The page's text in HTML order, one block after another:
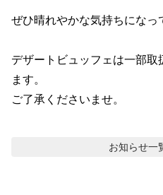
ぜひ晴れやかな気持ちになっ
デザートビュッフェは一部
ます。
ご了承くださいませ。
お知らせ一